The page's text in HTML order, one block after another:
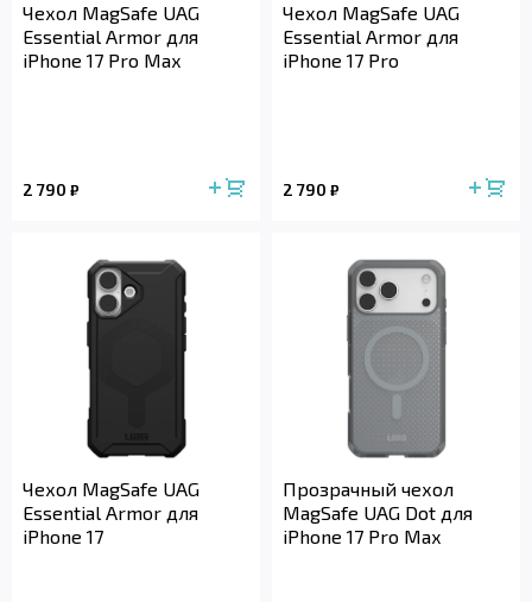
Чехол MagSafe UAG
Essential Armor для
iPhone 17 Pro Max
2 790 ₽
Чехол MagSafe UAG
Essential Armor для
iPhone 17 Pro
2 790 ₽
Чехол MagSafe UAG
Essential Armor для
iPhone 17
Прозрачный чехол
MagSafe UAG Dot для
iPhone 17 Pro Max